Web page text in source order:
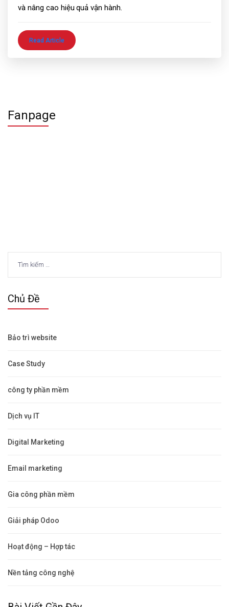
và nâng cao hiệu quả vận hành.
Read Article
Fanpage
kiếm
Chủ Đề
Bảo trì website
Case Study
công ty phần mềm
Dịch vụ IT
Digital Marketing
Email marketing
Gia công phần mềm
Giải pháp Odoo
Hoạt động – Hợp tác
Nền tảng công nghệ